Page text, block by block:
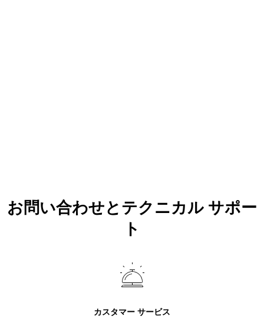
お問い合わせとテクニカル サポー
ト
カスタマー サービス